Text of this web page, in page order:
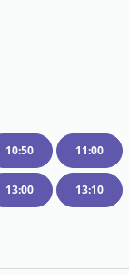
10:50 11:00
13:00 13:10